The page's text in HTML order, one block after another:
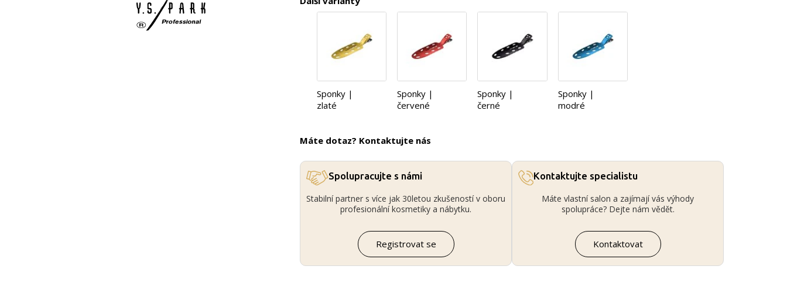
Sponky |
zlaté
Sponky |
červené
Sponky |
černé
Sponky |
modré
Máte dotaz? Kontaktujte nás
Spolupracujte s námi
Stabilní partner s více jak 30letou zkušeností v oboru
profesionální kosmetiky a nábytku.
Registrovat se
Kontaktujte specialistu
Máte vlastní salon a zajímají vás výhody
spolupráce? Dejte nám vědět.
Kontaktovat